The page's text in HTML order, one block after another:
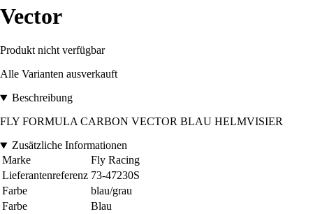
Vector
Produkt nicht verfügbar
Alle Varianten ausverkauft
Beschreibung
FLY FORMULA CARBON VECTOR BLAU HELMVISIER
Zusätzliche Informationen
Marke
Fly Racing
Lieferantenreferenz 73-47230S
Farbe
blau/grau
Farbe
Blau